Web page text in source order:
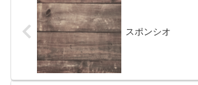
スポンシオ